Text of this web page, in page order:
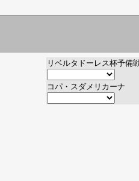
リベルタドーレス杯予備
コパ・スダメリカーナ